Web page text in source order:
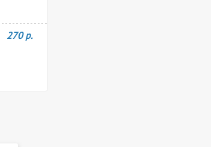
270 р.